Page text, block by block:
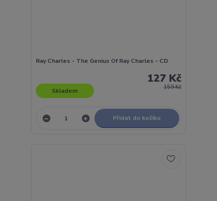
Ray Charles - The Genius Of Ray Charles - CD
159 Kč
127 Kč
Skladem
Přidat do košíku